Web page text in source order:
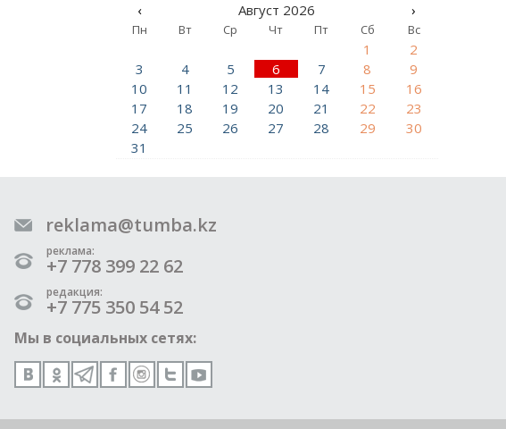
‹ Август 2026 ›
Пн Вт Ср Чт Пт Сб Вс
1
2
3
4 5 6 7 8
9
10
11 12 13 14 15
16
17
18 19 20 21 22
23
24
25 26 27 28 29
30
31
reklama@tumba.kz
реклама:
+7 778 399 22 62
редакция:
+7 775 350 54 52
Мы в социальных сетях: